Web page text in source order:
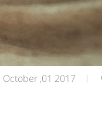
|
2017 01, October